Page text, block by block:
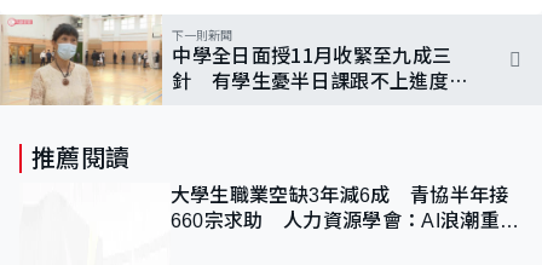
下一則新聞
中學全日面授11月收緊至九成三
針 有學生憂半日課跟不上進度
推薦閱讀
大學生職業空缺3年減6成 青協半年接
660宗求助 人力資源學會：AI浪潮重整